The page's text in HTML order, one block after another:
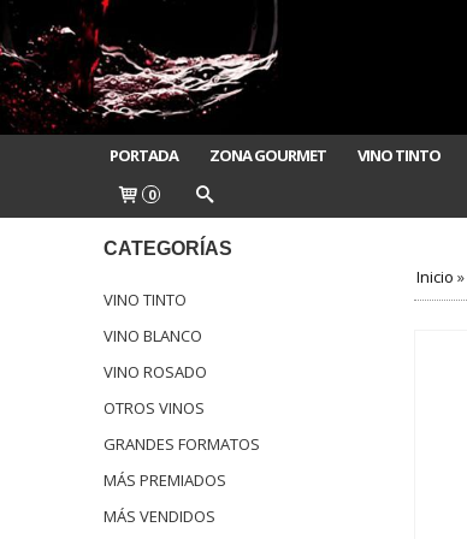
PORTADA ZONA GOURMET VINO TINTO
0
CATEGORÍAS
VINO TINTO
VINO BLANCO
VINO ROSADO
OTROS VINOS
GRANDES FORMATOS
MÁS PREMIADOS
MÁS VENDIDOS
Inicio »